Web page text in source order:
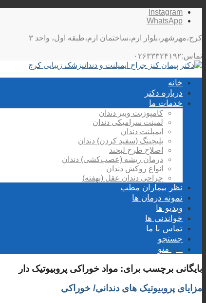
Instagram
WhatsApp
کرج،مهرشهر،بلوار ارم،ساختمان ارم،طبقه اول، واحد ۳
تماس:۰۲۶۳۳۳۲۴۱۹۲
خانه
درباره دکتر
خدمات ما
کامپوزیت ونیر دندان
لمینت سرامیکی دندان
ایمپلنت دندان
بلیچینگ (سفید کردن) دندان
اصلاح طرح لبخند
درمان ریشه (عصب‌کشی) دندان
انواع روکش دندان
جراحی دندان عقل (نهفته)
نظر بیماران مطب
نمونه درمان ها
ویدیو ها
خواندنی ها
تماس با ما
جستجو
منو منو
بایگانی برچسب برای: مواد خوراکی پروبیوتیک دار
مزایای پروبیوتیک های دندانی/ خوراکی